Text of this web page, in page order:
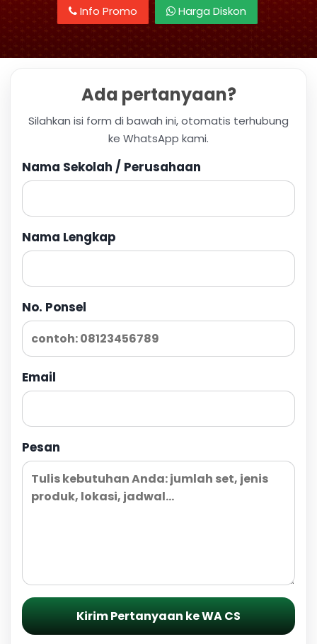
Info Promo Harga Diskon
Ada pertanyaan?
Silahkan isi form di bawah ini, otomatis terhubung
ke WhatsApp kami.
Nama Sekolah / Perusahaan
Nama Lengkap
No. Ponsel
Email
Pesan
Kirim Pertanyaan ke WA CS